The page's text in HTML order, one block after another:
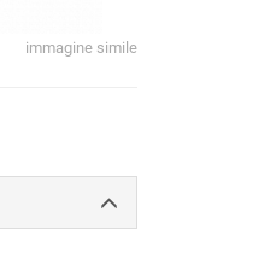
immagine simile